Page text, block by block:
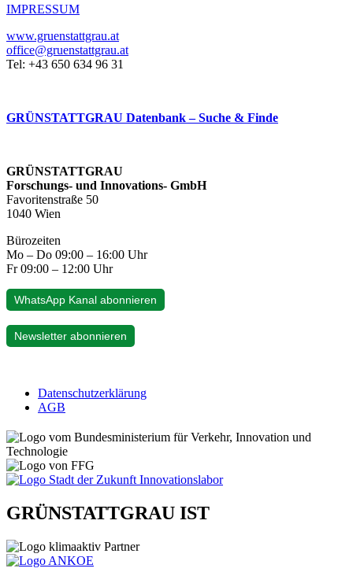
IMPRESSUM
www.gruenstattgrau.at
office@gruenstattgrau.at
Tel: +43 650 634 96 31
GRÜNSTATTGRAU Datenbank – Suche & Finde
GRÜNSTATTGRAU
Forschungs- und Innovations- GmbH
Favoritenstraße 50
1040 Wien
Bürozeiten
Mo – Do 09:00 – 16:00 Uhr
Fr 09:00 – 12:00 Uhr
WhatsApp Kanal abonnieren
Newsletter abonnieren
Datenschutzerklärung
AGB
GRÜNSTATTGRAU IST